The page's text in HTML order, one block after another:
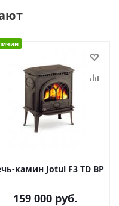
камин Jotul F3 TD BP
159 000 руб.